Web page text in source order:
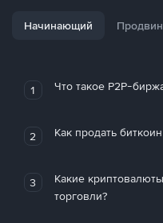
Начинающий
1 Что такое P2P-
2 Как продать
3
Какие
торговли?